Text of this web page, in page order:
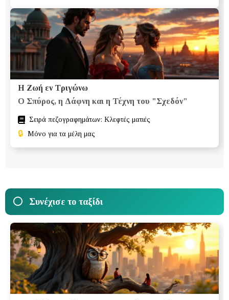
Η Ζωή εν Τριγώνω
Ο Σπύρος, η Δάφνη και η Τέχνη του "Σχεδόν"
Σειρά πεζογραφημάτων: Κλεφτές ματιές
🔒 Μόνο για τα μέλη μας
Συνέχισε το ταξίδι